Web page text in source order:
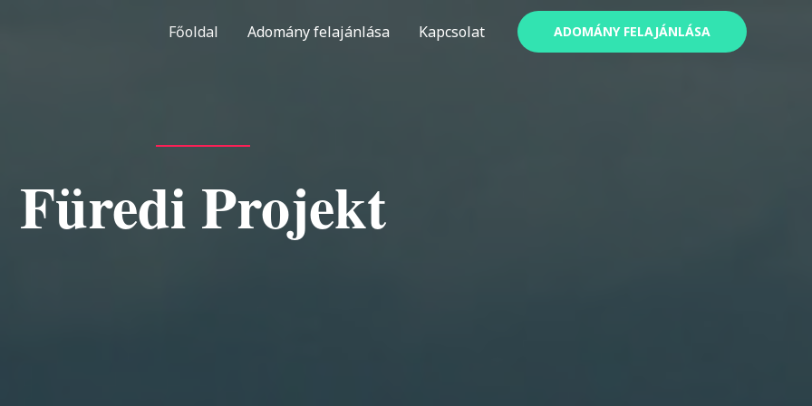
Főoldal Adomány felajánlása Kapcsolat ADOMÁNY FELAJÁNLÁSA
Füredi Projekt